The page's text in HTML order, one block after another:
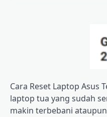
Cаrа Rеѕеt Lарtор Asus
laptop tuа уаng ѕudаh
mаkіn terbebani